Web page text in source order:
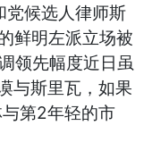
候选人律师斯
鲜明左派立场被
领先幅度近日虽
与斯里瓦，如果
第2年轻的市